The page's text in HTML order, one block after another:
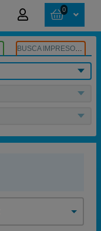
0
BUSCA IMPRESORA